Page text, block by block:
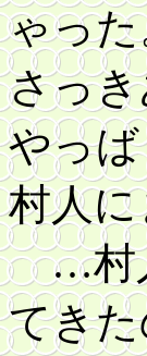
ゃっ
さっ
やっ
村人
…村人
てき